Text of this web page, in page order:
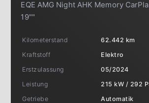
EQE AMG Night AHK Memory
19""
Kilometerstand
62.442 km
Kraftstoff
Elektro
Erstzulassung
05/2024
Leistung
215 kW / 292
Getriebe
Automatik